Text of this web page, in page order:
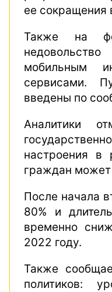
ее сокращения
Также на
мобильным
сервисами.
введены по
Аналитики
настроения в
граждан может
После начала
80% и
временно
2022 году.
Также
политиков: